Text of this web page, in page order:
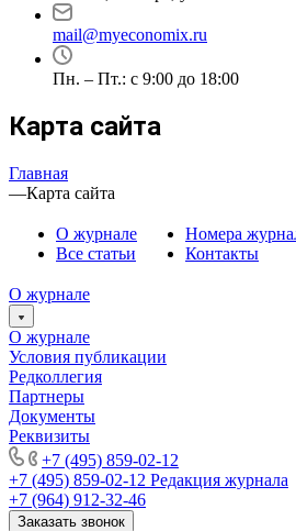
mail@myeconomix.ru
Пн. – Пт.: с 9:00 до 18:00
Карта сайта
Главная
—Карта сайта
О журнале
Все статьи
Номера
Контакты
О журнале
О журнале
Условия публикации
Редколлегия
Партнеры
Документы
Реквизиты
+7 (495) 859-02-12
+7 (495) 859-02-12 Редакция журнала
+7 (964) 912-32-46
Заказать звонок